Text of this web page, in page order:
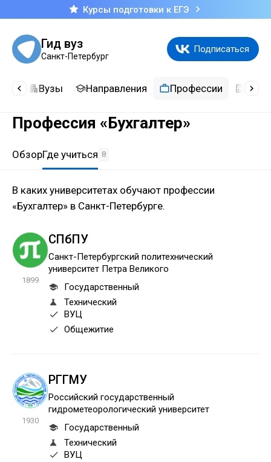
Курсы подготовки к ЕГЭ
Гид вуз
Санкт-Петербург
Подписаться
Вузы Направления Профессии
Профессия «Бухгалтер»
ОбзорГде учиться 8
В каких университетах обучают профессии
«Бухгалтер» в Санкт-Петербурге.
1899
СПбПУ
Санкт-Петербургский политехнический
университет Петра Великого
Государственный
Технический
ВУЦ
Общежитие
1930
РГГМУ
Российский государственный
гидрометеорологический университет
Государственный
Технический
ВУЦ